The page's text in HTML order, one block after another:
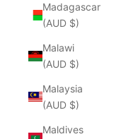
Madagascar
(AUD $)
Malawi
(AUD $)
Malaysia
(AUD $)
Maldives